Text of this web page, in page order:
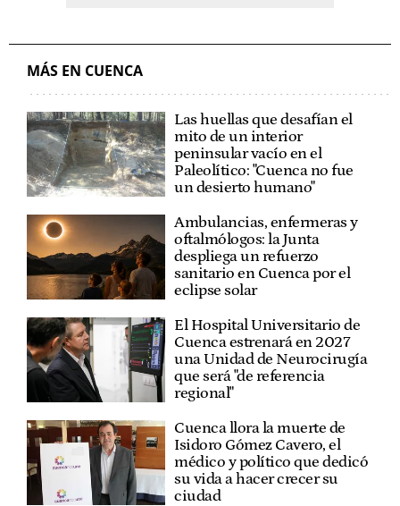
MÁS EN CUENCA
Las huellas que desafían el
mito de un interior
peninsular vacío en el
Paleolítico: "Cuenca no fue
un desierto humano"
Ambulancias, enfermeras y
oftalmólogos: la Junta
despliega un refuerzo
sanitario en Cuenca por el
eclipse solar
El Hospital Universitario de
Cuenca estrenará en 2027
una Unidad de Neurocirugía
que será "de referencia
regional"
Cuenca llora la muerte de
Isidoro Gómez Cavero, el
médico y político que dedicó
su vida a hacer crecer su
ciudad